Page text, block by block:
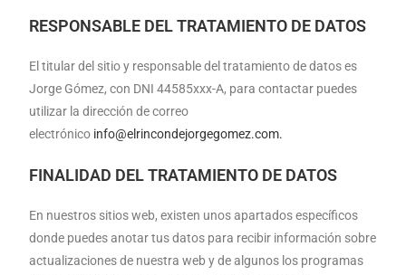
RESPONSABLE DEL TRATAMIENTO DE DATOS
El titular del sitio y responsable del tratamiento de datos es
Jorge Gómez, con DNI 44585xxx-A, para contactar puedes
utilizar la dirección de correo
electrónico info@elrincondejorgegomez.com.
FINALIDAD DEL TRATAMIENTO DE DATOS
En nuestros sitios web, existen unos apartados específicos
donde puedes anotar tus datos para recibir información sobre
actualizaciones de nuestra web y de algunos los programas